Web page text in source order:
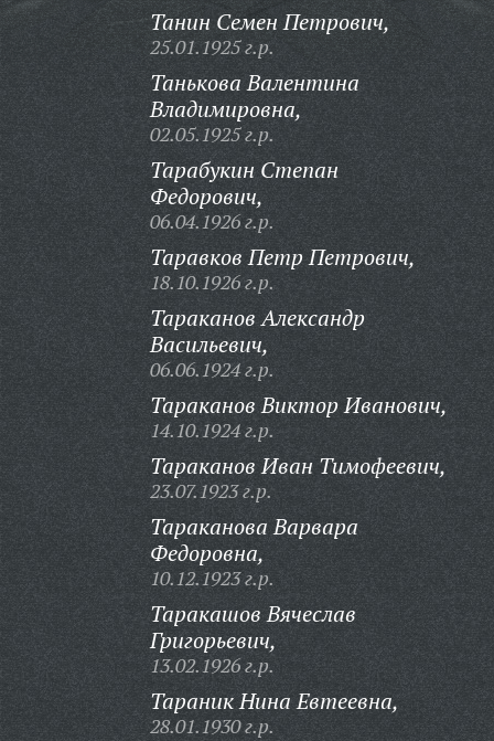
Танин Семен Петрович,
25.01.1925 г.р.
Танькова Валентина
Владимировна,
02.05.1925 г.р.
Тарабукин Степан
Федорович,
06.04.1926 г.р.
Таравков Петр Петрович,
18.10.1926 г.р.
Тараканов Александр
Васильевич,
06.06.1924 г.р.
Тараканов Виктор Иванович,
14.10.1924 г.р.
Тараканов Иван Тимофеевич,
23.07.1923 г.р.
Тараканова Варвара
Федоровна,
10.12.1923 г.р.
Таракашов Вячеслав
Григорьевич,
13.02.1926 г.р.
Тараник Нина Евтеевна,
28.01.1930 г.р.